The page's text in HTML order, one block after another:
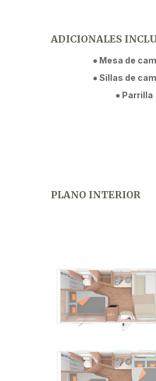
ADICIONALES
● Mesa de
● Sillas de
● Parrilla
PLANO INTERIOR